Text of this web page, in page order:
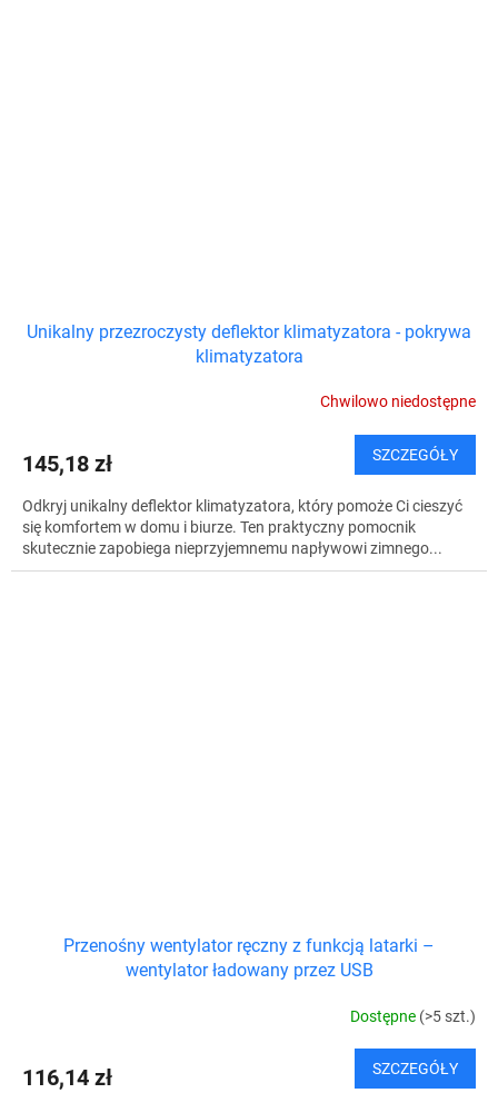
Unikalny przezroczysty deflektor klimatyzatora - pokrywa
klimatyzatora
Chwilowo niedostępne
145,18 zł SZCZEGÓŁY
Odkryj unikalny deflektor klimatyzatora, który pomoże Ci cieszyć
się komfortem w domu i biurze. Ten praktyczny pomocnik
skutecznie zapobiega nieprzyjemnemu napływowi zimnego...
Przenośny wentylator ręczny z funkcją latarki –
wentylator ładowany przez USB
Dostępne (>5 szt.)
116,14 zł SZCZEGÓŁY